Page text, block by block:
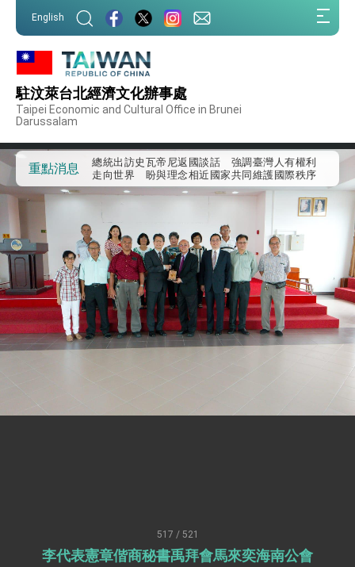
English
駐汶萊台北經濟文化辦事處
Taipei Economic and Cultural Office in Brunei
Darussalam
重點消息
我國政府將在美國亞利桑納州設立「駐鳳凰城辦
事處」，進一步深化台美交流合作
第一屆亞太在宅醫療大會開幕 總統盼分享臺灣
經驗為亞太醫療照護發展開創新里程碑
及「台灣智慧醫療與健康產業展」預告短片，向
世界展現台灣守護全球健康的創新能量
總統出訪史瓦帝尼返國談話 強調臺灣人有權利
走向世界 盼與理念相近國家共同維護國際秩序
堅定走向世界 賴總統抵達史瓦帝尼王國進行國是
總統與五院院長新春茶敘 盼化分歧為團結、為
國家邁出合作第一步
總統農曆春節談話
台美貿易協議完成簽署達成6大目標、創5大歷史
性突破 總統強調將以3大面向加速臺灣經濟轉型
升級 籲請立院全力支持並盡速通過
臺美簽署「對等貿易協定」確立對等關稅15%且不
疊加 我輸美2072項產品豁免對等關稅
外交部長林佳龍於《外交事務》撰文指出：自由
外交部長林佳龍出席《台灣光華雜誌》50週年慶
外交部長林佳龍接見美國智庫「德國馬歇爾基金
會」訪問團一行，深化跨大西洋戰略夥伴關係
517 / 521
李代表憲章偕商秘書禹拜會馬來奕海南公會